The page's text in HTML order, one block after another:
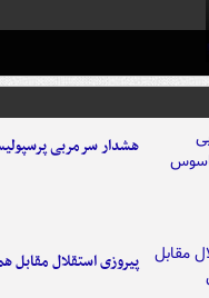
هشدار سرمربی
پیروزی استقلال مقابل